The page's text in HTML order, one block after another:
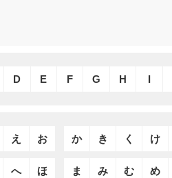
D E F G H I
え お か き く け
へ ほ ま み む め